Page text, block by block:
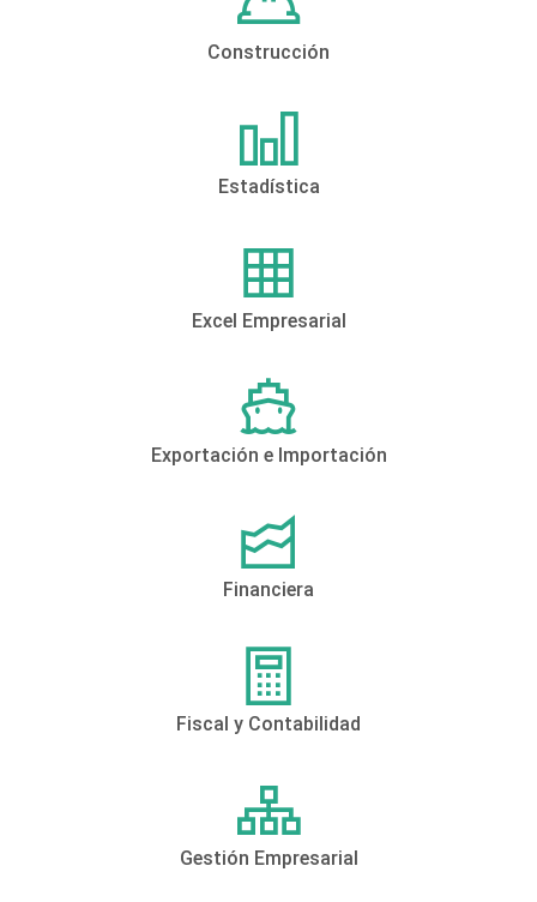
Construcción
Estadística
Excel Empresarial
Exportación e Importación
Financiera
Fiscal y Contabilidad
Gestión Empresarial